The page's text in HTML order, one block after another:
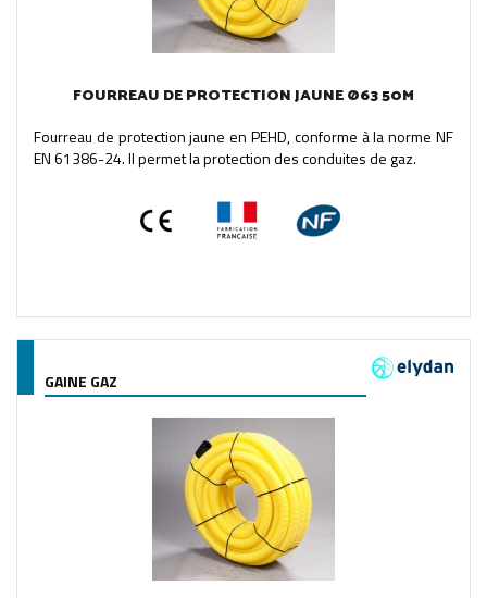
FOURREAU DE PROTECTION JAUNE Ø63 50M
Fourreau de protection jaune en PEHD, conforme à la norme NF
EN 61386-24. Il permet la protection des conduites de gaz.
GAINE GAZ